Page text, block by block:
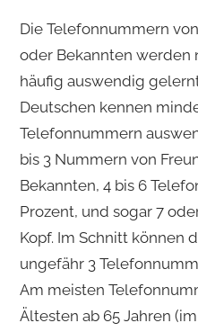
Die Telefonnummern
oder Bekannten werden
häufig auswendig
Deutschen kennen
Telefonnummern
bis 3 Nummern von
Bekannten, 4 bis 6
Prozent, und sogar 7
Kopf. Im Schnitt können
ungefähr 3
Am meisten
Ältesten ab 65 Jahren